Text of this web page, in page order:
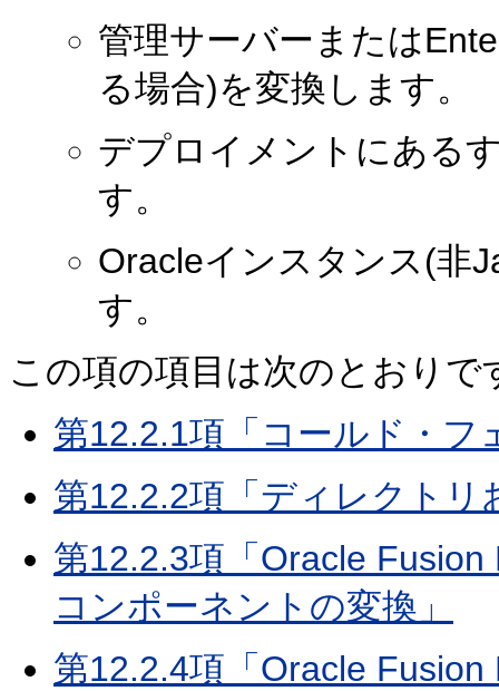
管理サーバーまたは
る場合)を変換します。
デプロイメントにある
す。
Oracleインスタンス(非
す。
この項の項目は次のとおりで
第12.2.1項「コールド・フ
第12.2.2項「ディレクトリ
第12.2.3項「Oracle
コンポーネントの変換」
第12.2.4項「Oracle